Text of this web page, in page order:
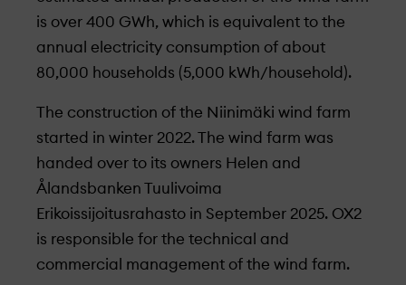
is over 400 GWh, which is equivalent to the
annual electricity consumption of about
80,000 households (5,000 kWh/household).
The construction of the Niinimäki wind farm
started in winter 2022. The wind farm was
handed over to its owners Helen and
Ålandsbanken Tuulivoima
Erikoissijoitusrahasto in September 2025. OX2
is responsible for the technical and
commercial management of the wind farm.